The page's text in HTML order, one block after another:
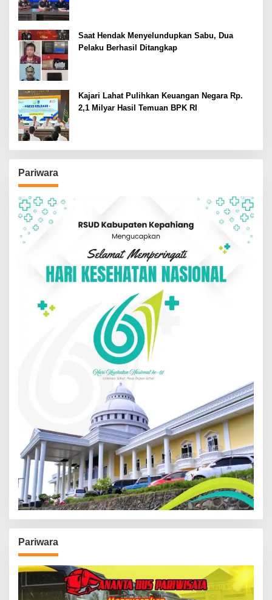
Saat Hendak Menyelundupkan Sabu, Dua
Pelaku Berhasil Ditangkap
Kajari Lahat Pulihkan Keuangan Negara Rp.
2,1 Milyar Hasil Temuan BPK RI
Pariwara
Pariwara